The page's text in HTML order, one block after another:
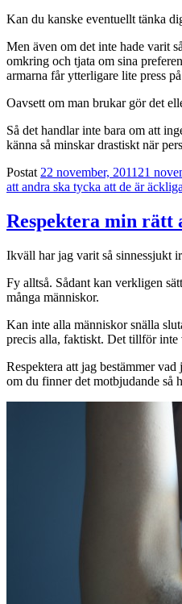
Kan du kanske eventuellt tänka
Men även om det inte hade varit
omkring och tjata om sina
armarna får ytterligare lite press
Oavsett om man brukar gör det
Så det handlar inte bara om att
känna så minskar drastiskt när
Postat 22 november, 2011 21
att andra ska tycka att de är
Respektera min rätt
Ikväll har jag varit så sinnessjukt
Fy alltså. Sådant kan verkligen
många människor.
Kan inte alla människor snälla
precis alla, faktiskt. Det tillför inte
Respektera att jag bestämmer
om du finner det motbjudande så